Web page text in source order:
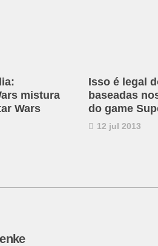
mistura
Wars
Isso é legal
baseadas
do game
12 jul 2013